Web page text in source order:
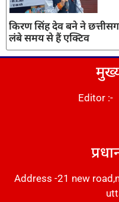
किरण सिंह देव बने ने
लंबे समय से हैं एक्टिव
Editor :-
Address -21 new